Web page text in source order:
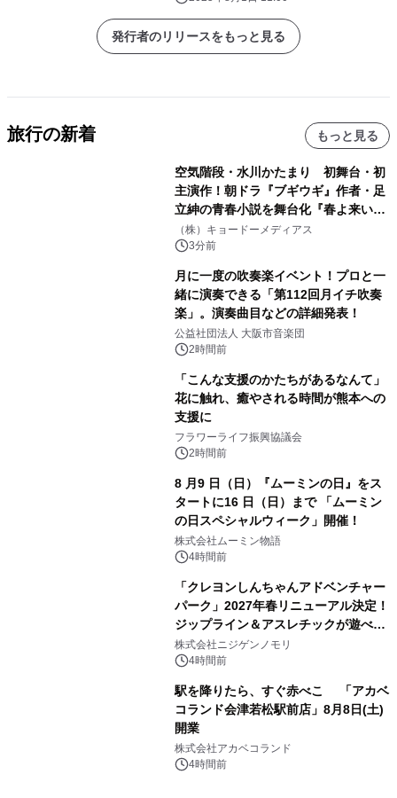
発行者のリリースをもっと見る
旅行の新着 もっと見る
空気階段・水川かたまり 初舞台・初
主演作！朝ドラ『ブギウギ』作者・足
立紳の青春小説を舞台化『春よ来い、
マジで来い』キービジュアル解禁！
（株）キョードーメディアス
3分前
月に一度の吹奏楽イベント！プロと一
緒に演奏できる「第112回月イチ吹奏
楽」。演奏曲目などの詳細発表！
公益社団法人 大阪市音楽団
2時間前
「こんな支援のかたちがあるなんて」
花に触れ、癒やされる時間が熊本への
支援に
フラワーライフ振興協議会
2時間前
8 月9 日（日）『ムーミンの日』をス
タートに16 日（日）まで 「ムーミン
の日スペシャルウィーク」開催！
株式会社ムーミン物語
4時間前
「クレヨンしんちゃんアドベンチャー
パーク」2027年春リニューアル決定！
ジップライン＆アスレチックが遊べる
のは今年が最後！ 「ラスト！ドキがム
ネムネ～大作戦！」始動
株式会社ニジゲンノモリ
4時間前
駅を降りたら、すぐ赤べこ 「アカベ
コランド会津若松駅前店」8月8日(土)
開業
株式会社アカベコランド
4時間前